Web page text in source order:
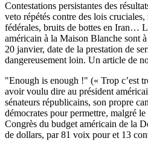
Contestations persistantes des
veto répétés contre des lois
fédérales, bruits de bottes en Iran…
américain à la Maison Blanche sont
20 janvier, date de la prestation de
dangereusement loin. Un article de
Enough is enough !
(« Trop c’est
avoir voulu dire au président
sénateurs républicains, son propre
démocrates pour permettre, malgré
Congrès du budget américain de la
de dollars, par 81 voix pour et 13